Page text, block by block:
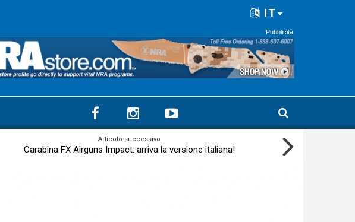
IT
Pubblicità
Articolo successivo
Carabina FX Airguns Impact: arriva la versione italiana!